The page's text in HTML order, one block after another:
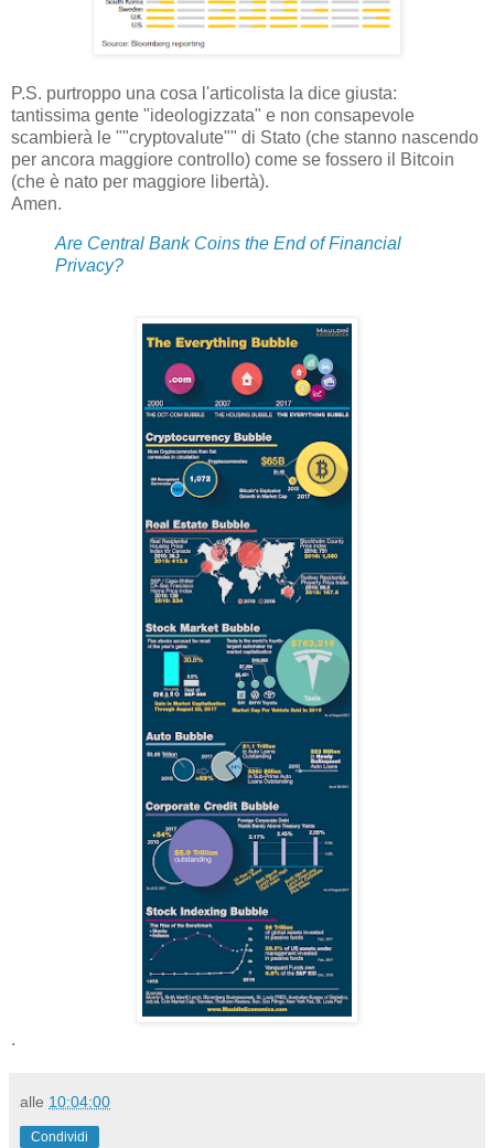
P.S. purtroppo una cosa l'articolista la dice giusta:
tantissima gente "ideologizzata" e non consapevole
scambierà le ""cryptovalute"" di Stato (che stanno nascendo
per ancora maggiore controllo) come se fossero il Bitcoin
(che è nato per maggiore libertà).
Amen.
Are Central Bank Coins the End of Financial
Privacy?
.
alle 10:04:00
Condividi